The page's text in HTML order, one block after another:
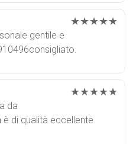
★★★★★
gentile e
★★★★★
da
di qualità eccellente.